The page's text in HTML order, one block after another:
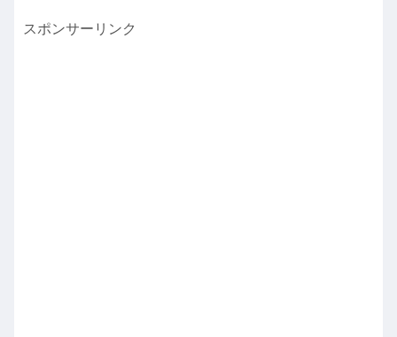
スポンサーリンク